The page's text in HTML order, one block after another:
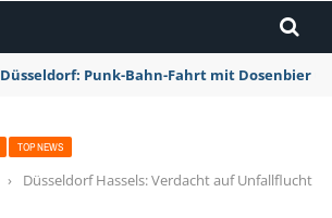
Düsseldorf: Punk-Bahn-Fahrt mit Dosenbier
TOP NEWS
›
Düsseldorf Hassels: Verdacht auf Unfallflucht